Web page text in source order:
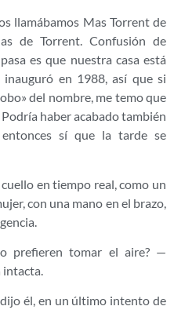
llamábamos Mas Torrent de
de Torrent. Confusión de
es que nuestra casa está
en 1988, así que si
del nombre, me temo que
haber acabado también
sí que la tarde se
en tiempo real, como un
con una mano en el brazo,
prefieren tomar el aire? —
intacta.
él, en un último intento de